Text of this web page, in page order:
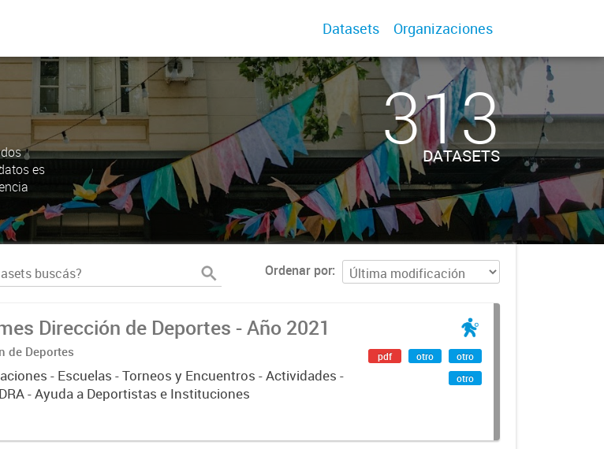
Datasets Organizaciones
es
313
DATASETS
Ordenar por
Dirección de Deportes - Año 2021
de Deportes
- Escuelas - Torneos y Encuentros - Actividades -
- Ayuda a Deportistas e Instituciones
pdf otro
otro
otro